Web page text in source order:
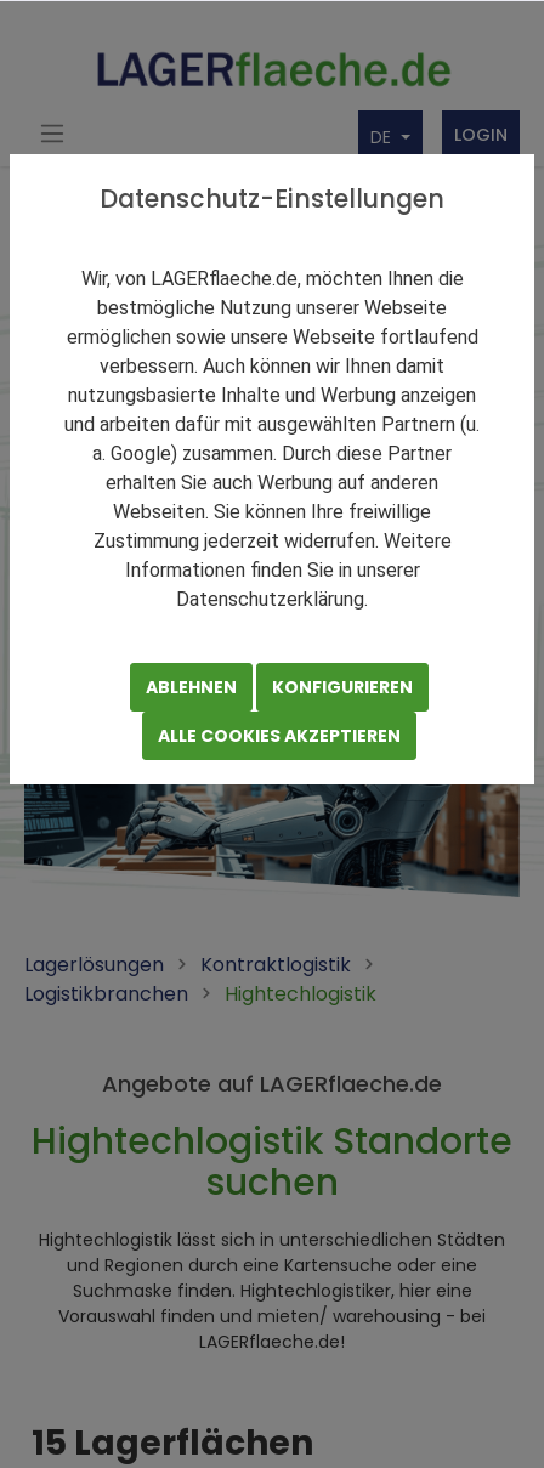
DE LOGIN
Hightechlogistik
Hier bekommen Sie direkt einen Überblick von nützlichen
Hightechlogistikern mit deren Angeboten der Lagerung.
Zusätzliche Angaben zu den Dienstleistungen des
Kontraktlogistikers, wie z.B. Transporte usw., bekommen
Sie über eine Verknüpfung des Exposés mit deren
Firmenbörseneintrag.
Lagerlösungen
Kontraktlogistik
Logistikbranchen
Hightechlogistik
Angebote auf LAGERflaeche.de
Hightechlogistik Standorte
suchen
Hightechlogistik lässt sich in unterschiedlichen Städten
und Regionen durch eine Kartensuche oder eine
Suchmaske finden. Hightechlogistiker, hier eine
Vorauswahl finden und mieten/ warehousing - bei
LAGERflaeche.de!
15 Lagerflächen
Datenschutz-Einstellungen
Wir, von LAGERflaeche.de, möchten Ihnen die
bestmögliche Nutzung unserer Webseite
ermöglichen sowie unsere Webseite fortlaufend
verbessern. Auch können wir Ihnen damit
nutzungsbasierte Inhalte und Werbung anzeigen
und arbeiten dafür mit ausgewählten Partnern (u.
a. Google) zusammen. Durch diese Partner
erhalten Sie auch Werbung auf anderen
Webseiten. Sie können Ihre freiwillige
Zustimmung jederzeit widerrufen. Weitere
Informationen finden Sie in unserer
Datenschutzerklärung.
ABLEHNEN
KONFIGURIEREN
ALLE COOKIES AKZEPTIEREN